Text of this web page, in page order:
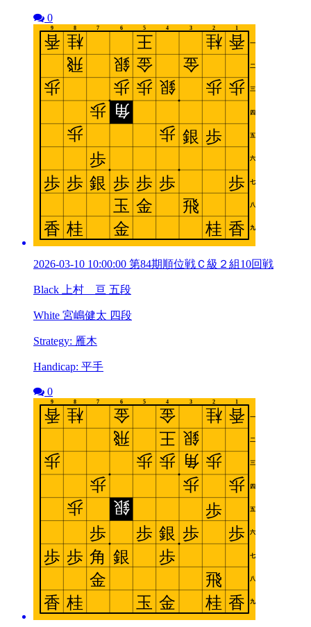
0
2026-03-10 10:00:00 第84期順位戦Ｃ級２組10回戦
Black 上村 亘 五段
White 宮嶋健太 四段
Strategy: 雁木
Handicap: 平手
0